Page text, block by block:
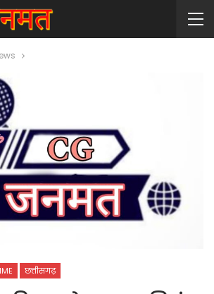
छत्तीसगढ़